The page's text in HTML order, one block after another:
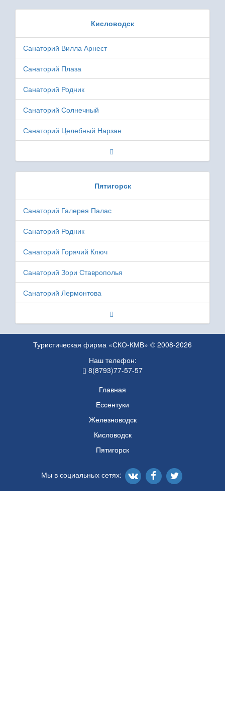
Кисловодск
Санаторий Вилла Арнест
Санаторий Плаза
Санаторий Родник
Санаторий Солнечный
Санаторий Целебный Нарзан
Пятигорск
Санаторий Галерея Палас
Санаторий Родник
Санаторий Горячий Ключ
Санаторий Зори Ставрополья
Санаторий Лермонтова
Туристическая фирма «СКО-КМВ» © 2008-2026
Наш телефон:
8(8793)77-57-57
Главная
Ессентуки
Железноводск
Кисловодск
Пятигорск
Мы в социальных сетях: